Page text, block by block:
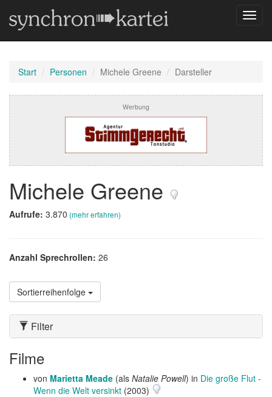
Start Personen Michele Greene Darsteller
Werbung
Michele Greene
Aufrufe: 3.870 (mehr erfahren)
Anzahl Sprechrollen: 26
Sortierreihenfolge
Filter
Filme
von Marietta Meade (als Natalie Powell) in Die große Flut -
Wenn die Welt versinkt (2003)